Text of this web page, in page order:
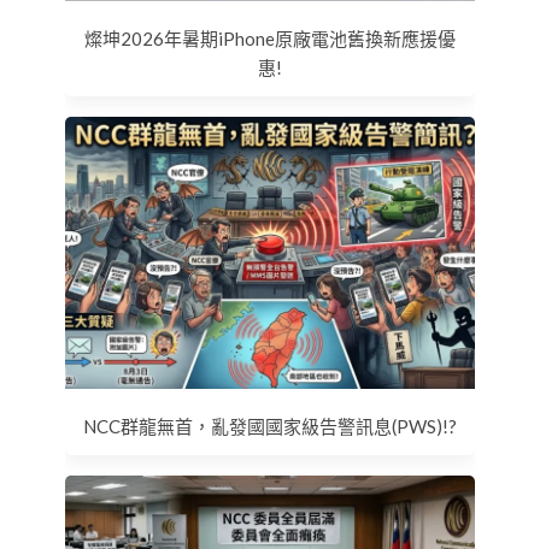
燦坤2026年暑期iPhone原廠電池舊換新應援優
惠!
NCC群龍無首，亂發國國家級告警訊息(PWS)!?